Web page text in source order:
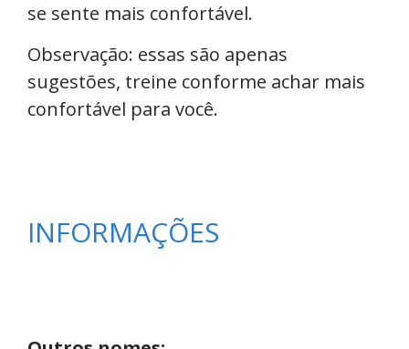
se sente mais confortável.
Observação: essas são apenas
sugestões, treine conforme achar mais
confortável para você.
INFORMAÇÕES